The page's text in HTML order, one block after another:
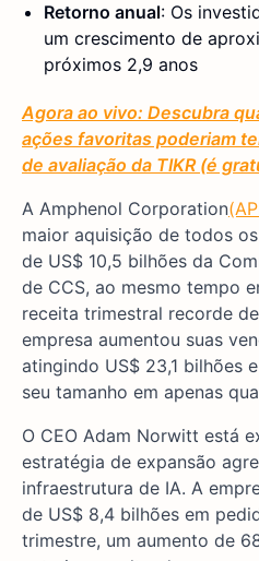
Retorno anual: Os
um crescimento de
próximos 2,9 anos
Agora ao vivo: Descubra
ações favoritas poderiam
de avaliação da TIKR (é
A Amphenol Corporation
maior aquisição de todos
de US$ 10,5 bilhões da
de CCS, ao mesmo tempo
receita trimestral recorde
empresa aumentou suas
atingindo US$ 23,1 bilhões
seu tamanho em apenas
O CEO Adam Norwitt está
estratégia de expansão
infraestrutura de IA. A
de US$ 8,4 bilhões em
trimestre, um aumento de